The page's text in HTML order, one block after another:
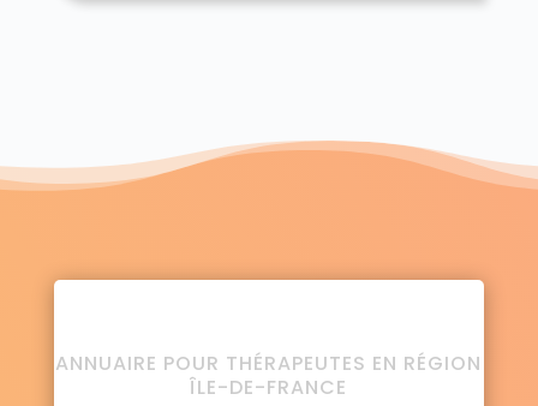
ANNUAIRE POUR THÉRAPEUTES EN RÉGION
ÎLE-DE-FRANCE